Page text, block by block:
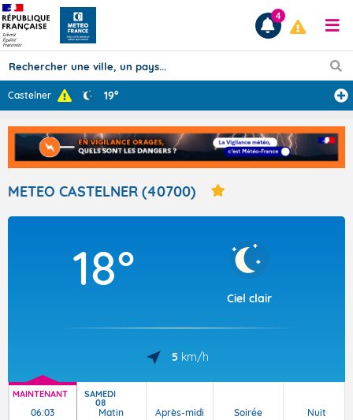
Prévisions
TOUS LES RÉSULTATS
Articles
4
Castelner 19°
METEO CASTELNER (40700)
18°
Ciel clair
5 km/h
MAINTENANT
06:03
SAMEDI
08
Matin Après-midi Soirée Nuit